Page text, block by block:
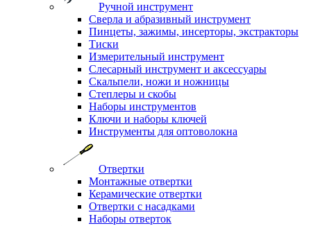
Ручной инструмент
Сверла и абразивный инструмент
Пинцеты, зажимы, инсерторы, экстракторы
Тиски
Измерительный инструмент
Слесарный инструмент и аксессуары
Скальпели, ножи и ножницы
Степлеры и скобы
Наборы инструментов
Ключи и наборы ключей
Инструменты для оптоволокна
Отвертки
Монтажные отвертки
Керамические отвертки
Отвертки с насадками
Наборы отверток